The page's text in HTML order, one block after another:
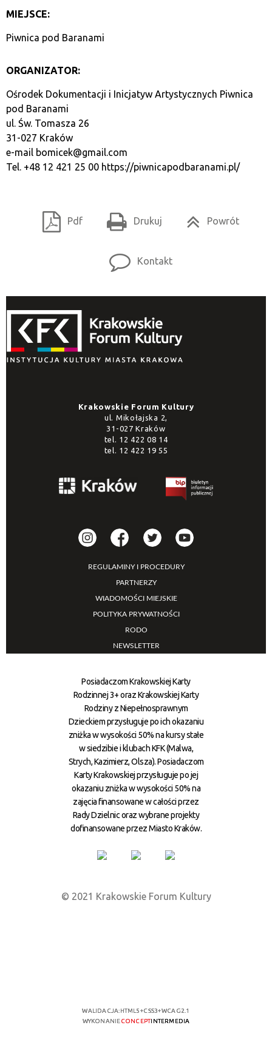
MIEJSCE:
Piwnica pod Baranami
ORGANIZATOR:
Ośrodek Dokumentacji i Inicjatyw Artystycznych Piwnica
pod Baranami
ul. Św. Tomasza 26
31-027 Kraków
e-mail bomicek@gmail.com
Tel. +48 12 421 25 00 https://piwnicapodbaranami.pl/
Pdf Drukuj Powrót
Kontakt
Krakowskie Forum Kultury
ul. Mikołajska 2,
31-027 Kraków
tel. 12 422 08 14
tel. 12 422 19 55
REGULAMINY I PROCEDURY
PARTNERZY
WIADOMOŚCI MIEJSKIE
POLITYKA PRYWATNOŚCI
RODO
NEWSLETTER
Posiadaczom Krakowskiej Karty
Rodzinnej 3+ oraz Krakowskiej Karty
Rodziny z Niepełnosprawnym
Dzieckiem przysługuje po ich okazaniu
zniżka w wysokości 50% na kursy stałe
w siedzibie i klubach KFK (Malwa,
Strych, Kazimierz, Olsza). Posiadaczom
Karty Krakowskiej przysługuje po jej
okazaniu zniżka w wysokości 50% na
zajęcia finansowane w całości przez
Rady Dzielnic oraz wybrane projekty
dofinansowane przez Miasto Kraków.
© 2021 Krakowskie Forum Kultury
WALIDACJA: HTML5+CSS3+WCAG 2.1
WYKONANIECONCEPTINTERMEDIA